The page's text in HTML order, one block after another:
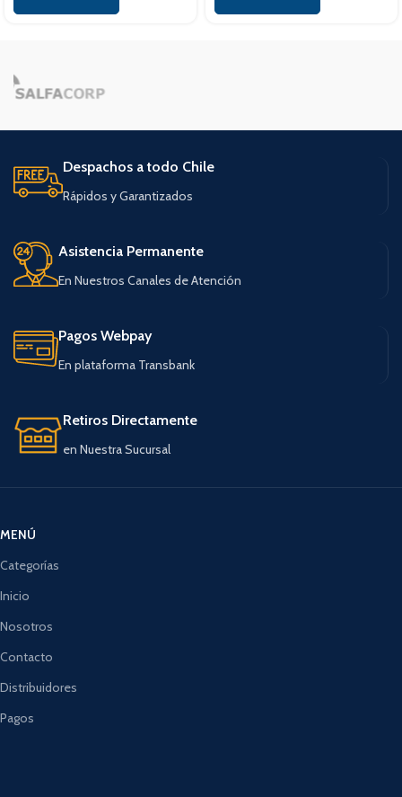
Despachos a todo Chile
Rápidos y Garantizados
Asistencia Permanente
En Nuestros Canales de Atención
Pagos Webpay
En plataforma Transbank
Retiros Directamente
en Nuestra Sucursal
MENÚ
Categorías
Inicio
Nosotros
Contacto
Distribuidores
Pagos